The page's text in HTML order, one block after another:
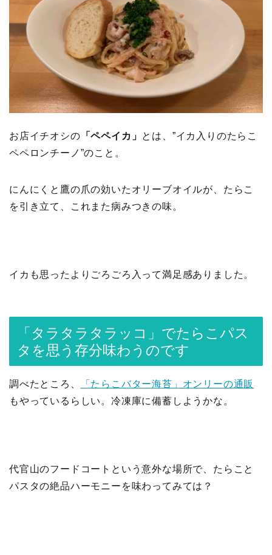
お店イチオシの 「ペペイカ」 とは、”イカ入りのたらこ
ペペロンチーノ”のこと。
にんにくと鷹の爪の効いたオリーブオイルが、たらこ
を引き立て、これまた病みつきの味。
イカも思ったよりごろごろ入って満足感ありました。
「タラタラタラッコ」でたらこパス
タを思う存分味わうのです
調べたところ、
「たらこバター海苔」オンリーの通販
もやっているらしい。冷凍庫に備蓄しようかな。
代官山のフードコートという意外な場所で、たらこと
パスタの絶品ハーモニーを味わってみては？